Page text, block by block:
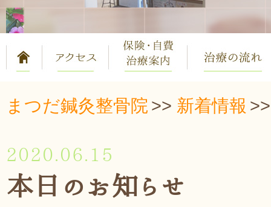
まつだ鍼灸整骨院 新着情報
2020.06.15
本日のお知らせ